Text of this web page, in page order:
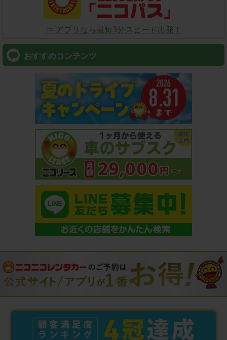
⇒ アプリなら最短3分スピード出発！
おすすめコンテンツ